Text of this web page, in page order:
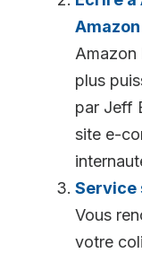
Amazon
Amazon
plus
par Jeff
site e-
Service
Vous
votre